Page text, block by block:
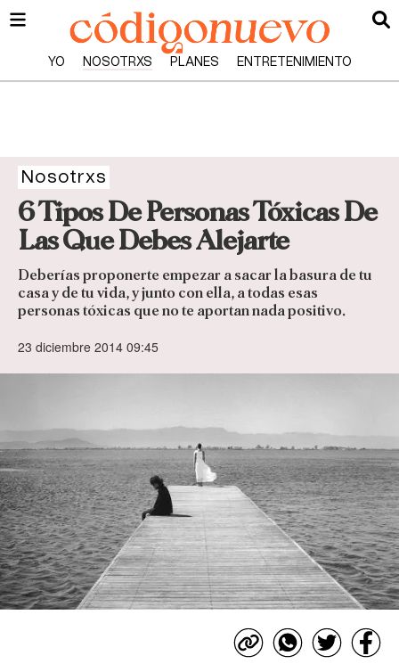
YO NOSOTRXS PLANES ENTRETENIMIENTO
Nosotrxs
6 Tipos De Personas Tóxicas De
Las Que Debes Alejarte
Deberías proponerte empezar a sacar la basura de tu
casa y de tu vida, y junto con ella, a todas esas
personas tóxicas que no te aportan nada positivo.
23 diciembre 2014 09:45